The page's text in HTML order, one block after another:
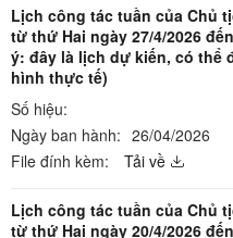
Lịch công tác tuần của Chủ
từ thứ Hai ngày 27/4/2026
ý: đây là lịch dự kiến, có thể
hình thực tế)
Số hiệu:
Ngày ban hành: 26/04/2026
File đính kèm:
Tải về
Lịch công tác tuần của Chủ
từ thứ Hai ngày 20/4/2026